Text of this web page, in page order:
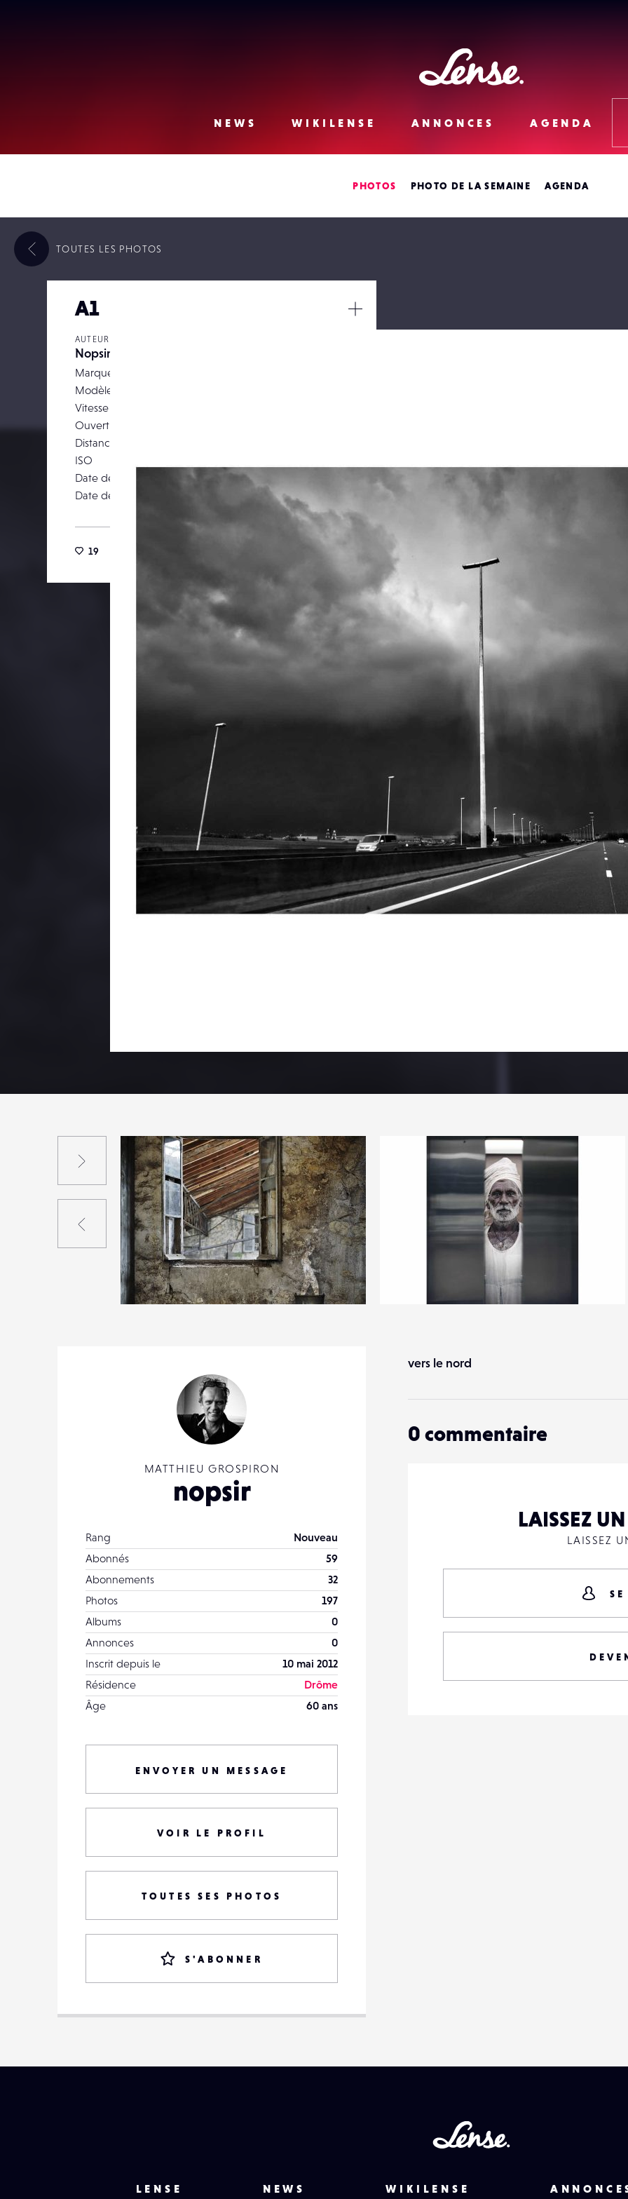
Lense
NEWS
WIKILENSE ANNONCES AGENDA
PHOTOS PHOTO DE LA SEMAINE AGENDA
A1
AUTEUR
Nopsir
Marque
Modèle
Vitesse d’obturation
Ouverture
Distance focale
ISO
Date de prise de vue
Date de publication
27 février 2021
19
/
TOUTES LES PHOTOS
4
27 27
Suivant
Précédent
MATTHIEU GROSPIRON
nopsir
Rang
Nouveau
Abonnés
59
Abonnements
32
Photos
197
Albums
0
Annonces
0
Inscrit depuis le
10 mai 2012
Résidence
Drôme
Âge
60 ans
ENVOYER UN MESSAGE
VOIR LE PROFIL
TOUTES SES PHOTOS
S'ABONNER
vers le nord
0 commentaire
LAISSEZ
LAISSEZ
LENSE NEWS WIKILENSE